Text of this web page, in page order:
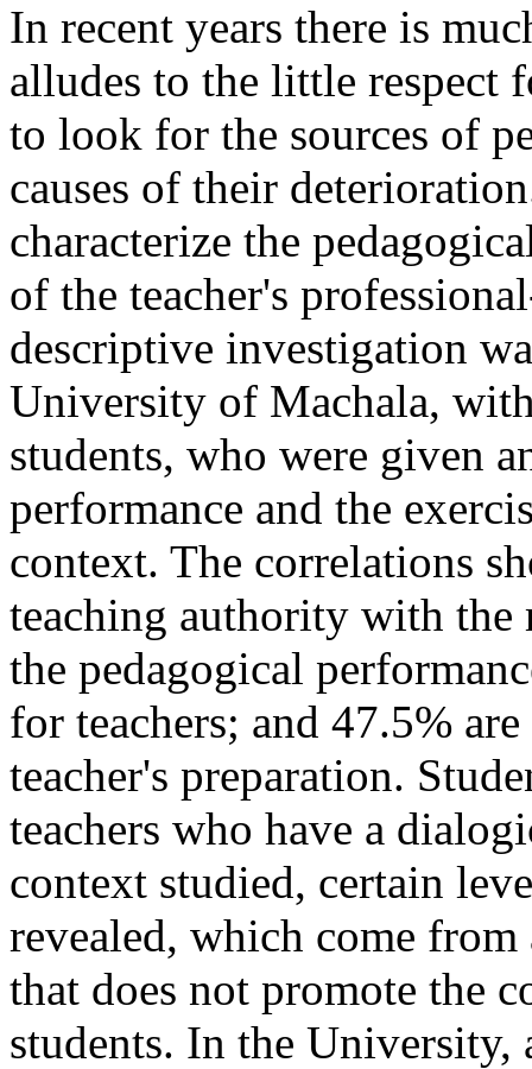
In recent years there is
alludes to the little respect
to look for the sources of
causes of their
characterize the
of the teacher's
descriptive investigation
University of Machala,
students, who were given
performance and the
context. The correlations
teaching authority with the
the pedagogical
for teachers; and 47.5%
teacher's preparation.
teachers who have a
context studied, certain
revealed, which come
that does not promote the
students. In the University,